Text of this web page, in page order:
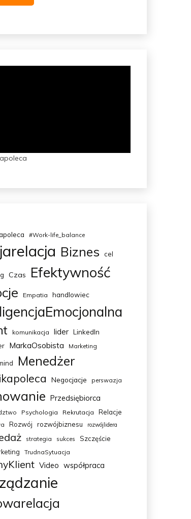
#Work-life_balance
Biznes cel
Czas Efektywność
Empatia handlowiec
komunikacja lider LinkedIn
MarkaOsobista Marketing
Menedżer
Negocjacje perswazja
Przedsiębiorca
Psychologia Rekrutacja Relacje
Rozwój rozwójbiznesu rozwójlidera
strategia sukces
Szczęście
TrudnaSytuacja
Video współpraca